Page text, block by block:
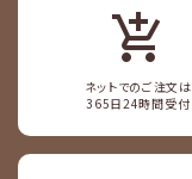
add_shopping_cart
ネットでのご注文は
365日24時間受付